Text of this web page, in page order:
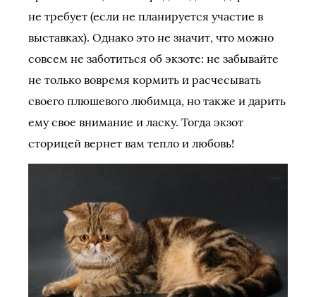
не требует (если не планируется участие в
выставках). Однако это не значит, что можно
совсем не заботиться об экзоте: не забывайте
не только вовремя кормить и расчесывать
своего плюшевого любимца, но также и дарить
ему свое внимание и ласку. Тогда экзот
сторицей вернет вам тепло и любовь!